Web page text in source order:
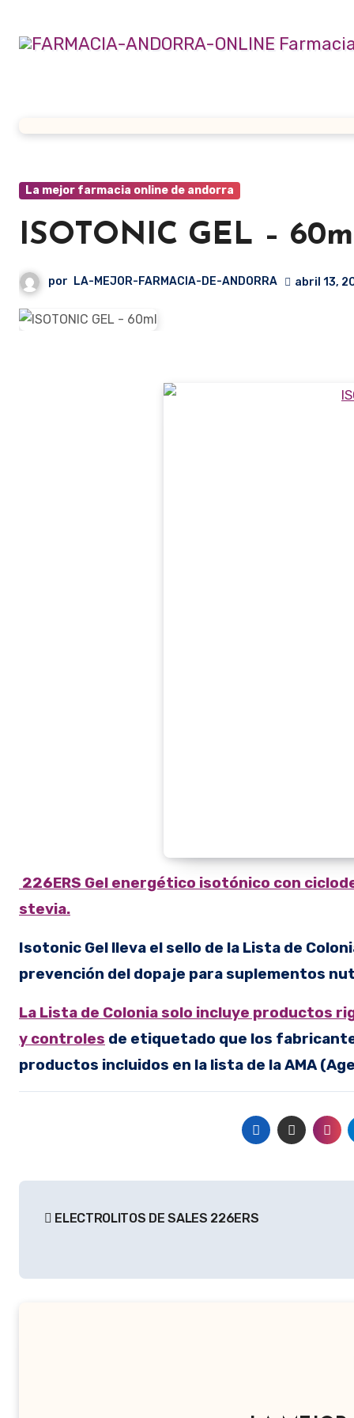
contenido
La mejor farmacia online de andorra
ISOTONIC GEL –
por LA-MEJOR-FARMACIA-DE-ANDORRA abril 13,
226ERS Gel energético isotónico con
stevia.
Isotonic Gel lleva el sello de la Lista de
prevención del dopaje para suplementos
La Lista de Colonia solo incluye productos
y controles de etiquetado que los
productos incluidos en la lista de la AMA
de ELECTROLITOS DE SALES 226ERS